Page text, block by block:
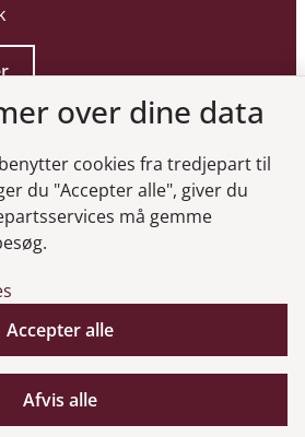
over dine data
cookies fra tredjepart til
du "Accepter alle", giver du
må gemme
Accepter alle
Afvis alle